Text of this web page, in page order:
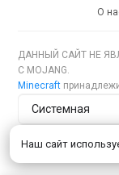
Наш сайт
О
ДАННЫЙ САЙТ НЕ
С MOJANG.
Minecraft
Тема сайта
Язык сайта